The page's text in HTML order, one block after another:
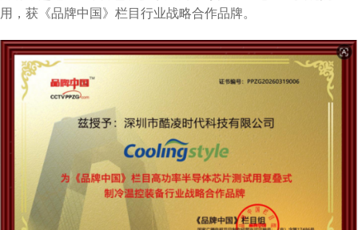
用，获《品牌中国》栏目行业战略合作品牌。